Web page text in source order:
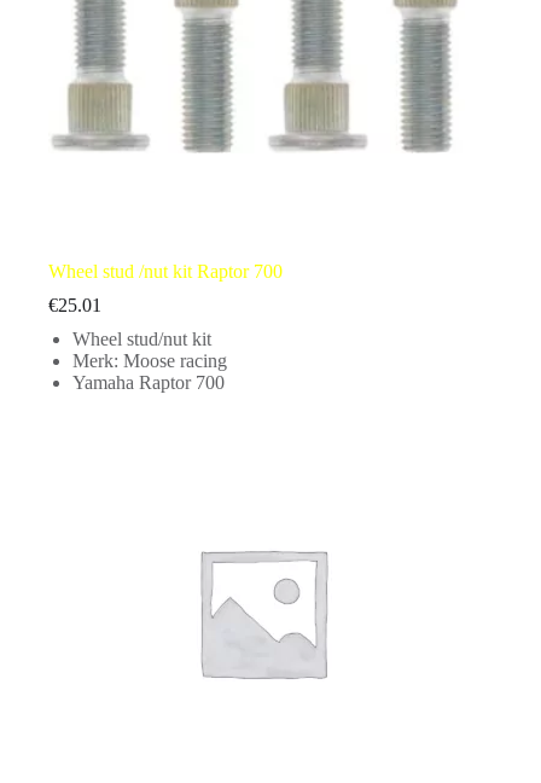
Wheel stud /nut kit Raptor 700
€25.01
Wheel stud/nut kit
Merk: Moose racing
Yamaha Raptor 700